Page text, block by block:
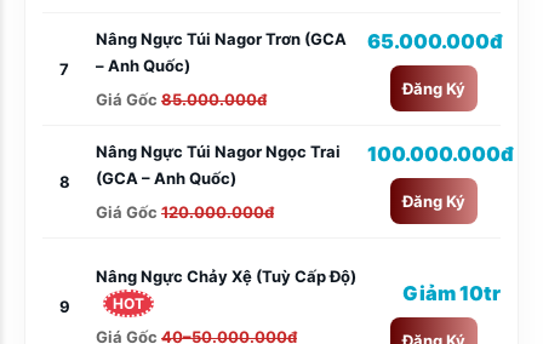
7
Nâng Ngực Túi Nagor Trơn (GCA
– Anh Quốc)
Giá Gốc 85.000.000đ
65.000.000đ
Đăng Ký
8
Nâng Ngực Túi Nagor Ngọc Trai
(GCA – Anh Quốc)
Giá Gốc 120.000.000đ
100.000.000đ
Đăng Ký
9
Nâng Ngực Chảy Xệ (tuỳ Cấp Độ)
HOT
Giá Gốc 40–50.000.000đ
Giảm 10tr